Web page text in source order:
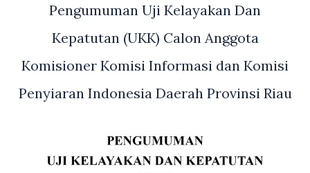
Pengumuman Uji Kelayakan Dan
Kepatutan (UKK) Calon Anggota
Komisioner Komisi Informasi dan Komisi
Penyiaran Indonesia Daerah Provinsi Riau